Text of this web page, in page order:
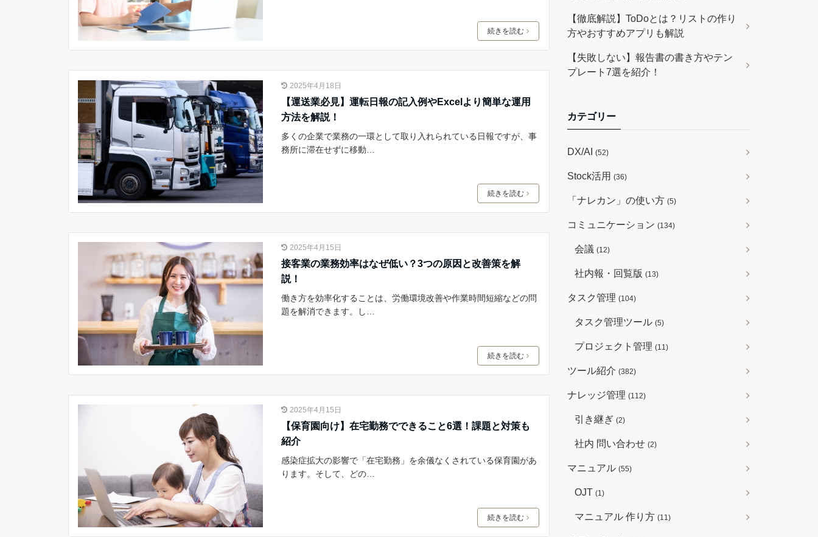
続きを読む
2025年4月18日
【運送業必見】運転日報の記入例やExcelより簡単な運用
方法を解説！
多くの企業で業務の一環として取り入れられている日報ですが、事
務所に滞在せずに移動…
続きを読む
2025年4月15日
接客業の業務効率はなぜ低い？3つの原因と改善策を解
説！
働き方を効率化することは、労働環境改善や作業時間短縮などの問
題を解消できます。し…
続きを読む
2025年4月15日
【保育園向け】在宅勤務でできること6選！課題と対策も
紹介
感染症拡大の影響で「在宅勤務」を余儀なくされている保育園があ
ります。そして、どの…
続きを読む
【徹底解説】ToDoとは？リストの作り
方やおすすめアプリも解説
【失敗しない】報告書の書き方やテン
プレート7選を紹介！
カテゴリー
DX/AI (52)
Stock活用 (36)
「ナレカン」の使い方 (5)
コミュニケーション (134)
会議 (12)
社内報・回覧版 (13)
タスク管理 (104)
タスク管理ツール (5)
プロジェクト管理 (11)
ツール紹介 (382)
ナレッジ管理 (112)
引き継ぎ (2)
社内 問い合わせ (2)
マニュアル (55)
OJT (1)
マニュアル 作り方 (11)